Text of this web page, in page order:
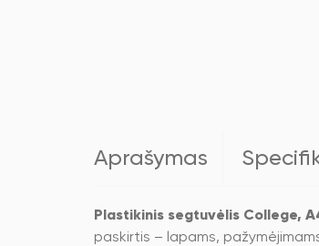
Aprašymas
Plastikinis segtuvėlis College,
paskirtis – lapams,